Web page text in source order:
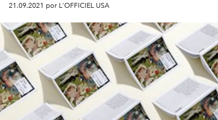
Jessica Chastain y Maluma y otras celebridades
destacadas.
21.09.2021 por L'OFFICIEL USA